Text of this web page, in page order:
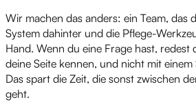
Wir machen das anders: ein Team, das
System dahinter und die Pflege-
Hand. Wenn du eine Frage hast, redest
deine Seite kennen, und nicht mit
Das spart die Zeit, die sonst zwischen
geht.